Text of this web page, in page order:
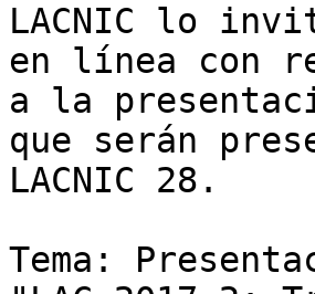
LACNIC lo
en línea con
a la
que serán
LACNIC 28.
Tema: